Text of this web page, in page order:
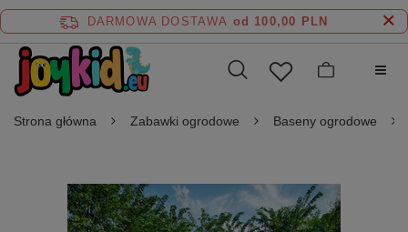
DARMOWA DOSTAWA od 100,00 PLN
Strona główna Zabawki ogrodowe Baseny ogrodowe